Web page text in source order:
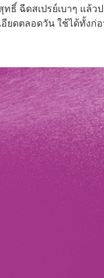
ธิ์ ฉีดสเปรย์เบาๆ แล้
ดตลอดวัน ใช้ได้ทั้งก่